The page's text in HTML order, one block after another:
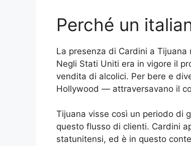
Perché un
La presenza di Cardini a
Negli Stati Uniti era in vigore il
vendita di alcolici. Per bere e
Hollywood — attraversavano il
Tijuana visse così un periodo di
questo flusso di clienti. Cardini
statunitensi, ed è in questo